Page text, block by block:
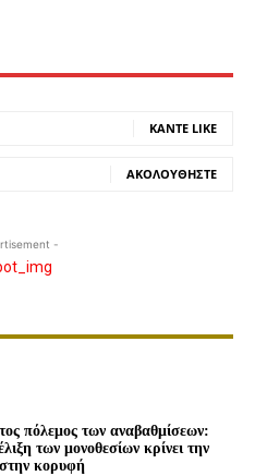
ΚΆΝΤΕ LIKE
ΑΚΟΛΟΥΘΉΣΤΕ
-
πόλεμος των αναβαθμίσεων:
των μονοθεσίων κρίνει την
στην κορυφή